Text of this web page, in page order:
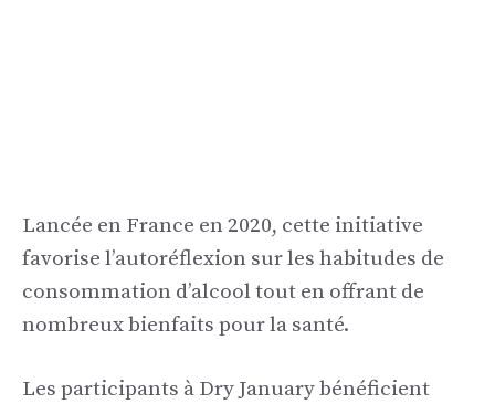
Lancée en France en 2020, cette initiative
favorise l’autoréflexion sur les habitudes de
consommation d’alcool tout en offrant de
nombreux bienfaits pour la santé.
Les participants à Dry January bénéficient